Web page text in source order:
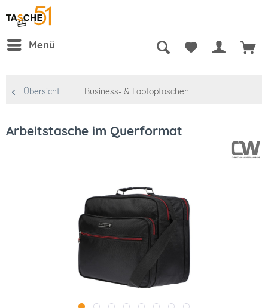
Menü
Übersicht Business- & Laptoptaschen
Arbeitstasche im Querformat